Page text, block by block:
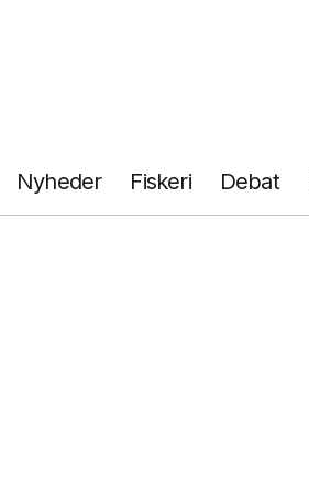
Nyheder Fiskeri Debat